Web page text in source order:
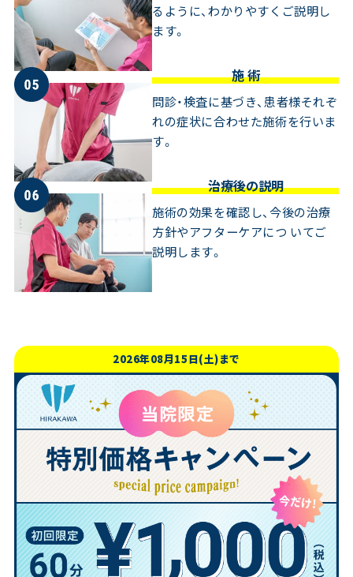
るように、わかりやすくご説明し
ます。
施 術
問診・検査に基づき、患者様それぞ
れの症状に合わせた施術を行いま
す。
治療後の説明
施術の効果を確認し、今後の治療
方針やアフターケアにつ いてご
説明します。
2026年08月15日(土)まで